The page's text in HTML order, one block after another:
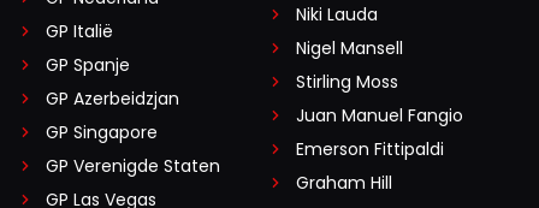
GP Italië
GP Spanje
GP Azerbeidzjan
GP Singapore
GP Verenigde Staten
GP Las Vegas
Niki Lauda
Nigel Mansell
Stirling Moss
Juan Manuel Fangio
Emerson Fittipaldi
Graham Hill